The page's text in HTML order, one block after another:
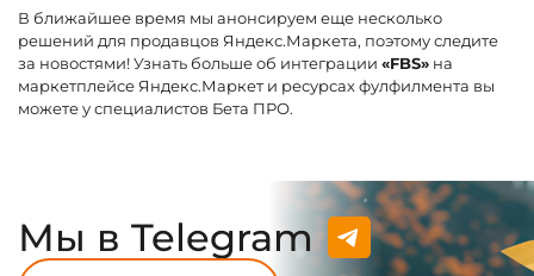
В ближайшее время мы анонсируем еще несколько
решений для продавцов Яндекс.Маркета, поэтому следите
за новостями! Узнать больше об интеграции «FBS» на
маркетплейсе Яндекс.Маркет и ресурсах фулфилмента вы
можете у специалистов Бета ПРО.
Мы в Telegram